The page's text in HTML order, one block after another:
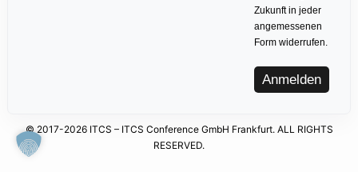
Zukunft in jeder
angemessenen
Form widerrufen.
Anmelden
© 2017-2026 ITCS – ITCS Conference GmbH Frankfurt. ALL RIGHTS
RESERVED.